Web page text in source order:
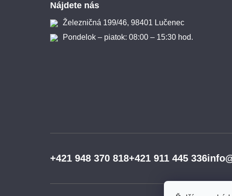
Nájdete nás
Železničná 199/46, 98401 Lučenec
Pondelok – piatok: 08:00 – 15:30 hod.
+421 948 370 818+421 911 445 336